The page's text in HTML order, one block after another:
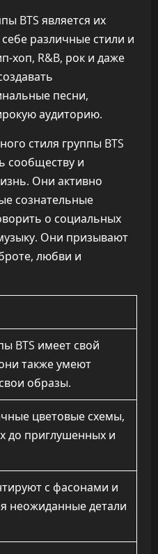
BTS является их
различные стили и
хоп, R&B, рок и даже
песни,
аудиторию.
стиля группы BTS
сообществу и
Они активно
сознательные
о социальных
Они призывают
любви и
BTS имеет свой
также умеют
образы.
цветовые схемы,
до приглушенных и
с фасонами и
неожиданные детали